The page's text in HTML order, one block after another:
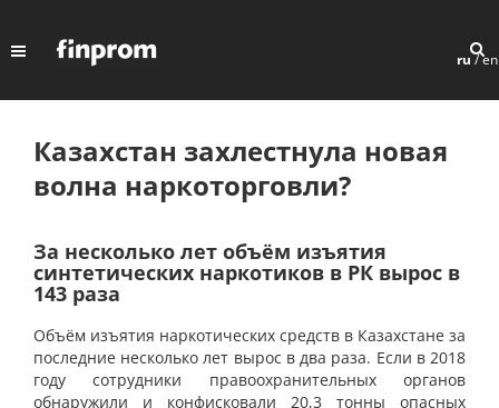
ru/en
Казахстан захлестнула новая
волна наркоторговли?
За несколько лет объём изъятия
синтетических наркотиков в РК вырос в
143 раза
Объём изъятия наркотических средств в Казахстане за
последние несколько лет вырос в два раза. Если в 2018
году сотрудники правоохранительных органов
обнаружили и конфисковали 20,3 тонны опасных